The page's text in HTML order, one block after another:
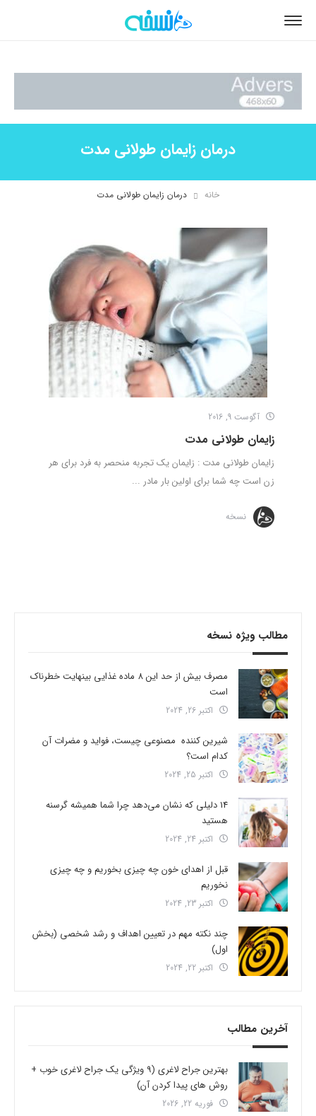
درمان زایمان طولانی مدت
خانه درمان زایمان طولانی مدت
آگوست 9, 2016
زایمان طولانی مدت
زایمان طولانی مدت : زایمان یک تجربه منحصر به فرد برای هر
زن است چه شما برای اولین بار مادر ...
نسخه
مطالب ویژه نسخه
مصرف بیش از حد این 8 ماده غذایی بینهایت خطرناک
است
اکتبر 26, 2024
شیرین کننده مصنوعی چیست، فواید و مضرات آن
کدام است؟
اکتبر 25, 2024
14 دلیلی که نشان می‌دهد چرا شما همیشه گرسنه
هستید
اکتبر 24, 2024
قبل از اهدای خون چه چیزی بخوریم و چه چیزی
نخوریم
اکتبر 23, 2024
چند نکته مهم در تعیین اهداف و رشد شخصی (بخش
اول)
اکتبر 22, 2024
آخرین مطالب
بهترین جراح لاغری (9 ویژگی یک جراح لاغری خوب +
روش های پیدا کردن آن)
فوریه 22, 2026